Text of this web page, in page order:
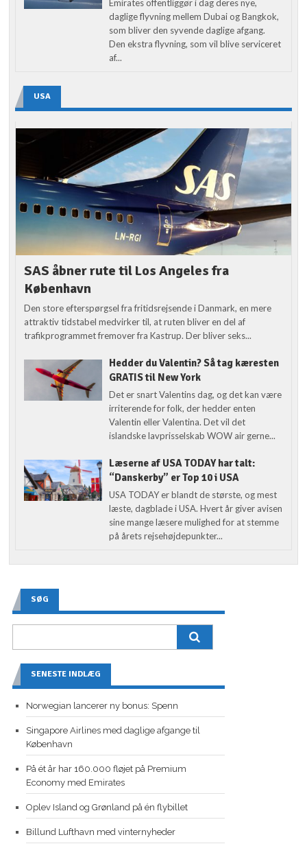
Emirates offentliggør i dag deres nye,
daglige flyvning mellem Dubai og Bangkok,
som bliver den syvende daglige afgang.
Den ekstra flyvning, som vil blive serviceret
af...
USA
SAS åbner rute til Los Angeles fra
København
Den store efterspørgsel fra fritidsrejsende i Danmark, en mere
attraktiv tidstabel medvirker til, at ruten bliver en del af
trafikprogrammet fremover fra Kastrup. Der bliver seks...
Hedder du Valentin? Så tag kæresten
GRATIS til New York
Det er snart Valentins dag, og det kan være
irriterende for folk, der hedder enten
Valentin eller Valentina. Det vil det
islandske lavprisselskab WOW air gerne...
Læserne af USA TODAY har talt:
“Danskerby” er Top 10 i USA
USA TODAY er blandt de største, og mest
læste, dagblade i USA. Hvert år giver avisen
sine mange læsere mulighed for at stemme
på årets rejsehøjdepunkter...
SØG
SENESTE INDLÆG
Norwegian lancerer ny bonus: Spenn
Singapore Airlines med daglige afgange til
København
På ét år har 160.000 fløjet på Premium
Economy med Emirates
Oplev Island og Grønland på én flybillet
Billund Lufthavn med vinternyheder